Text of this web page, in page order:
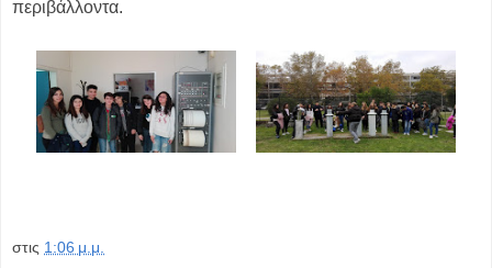
περιβάλλοντα.
στις 1:06 μ.μ.